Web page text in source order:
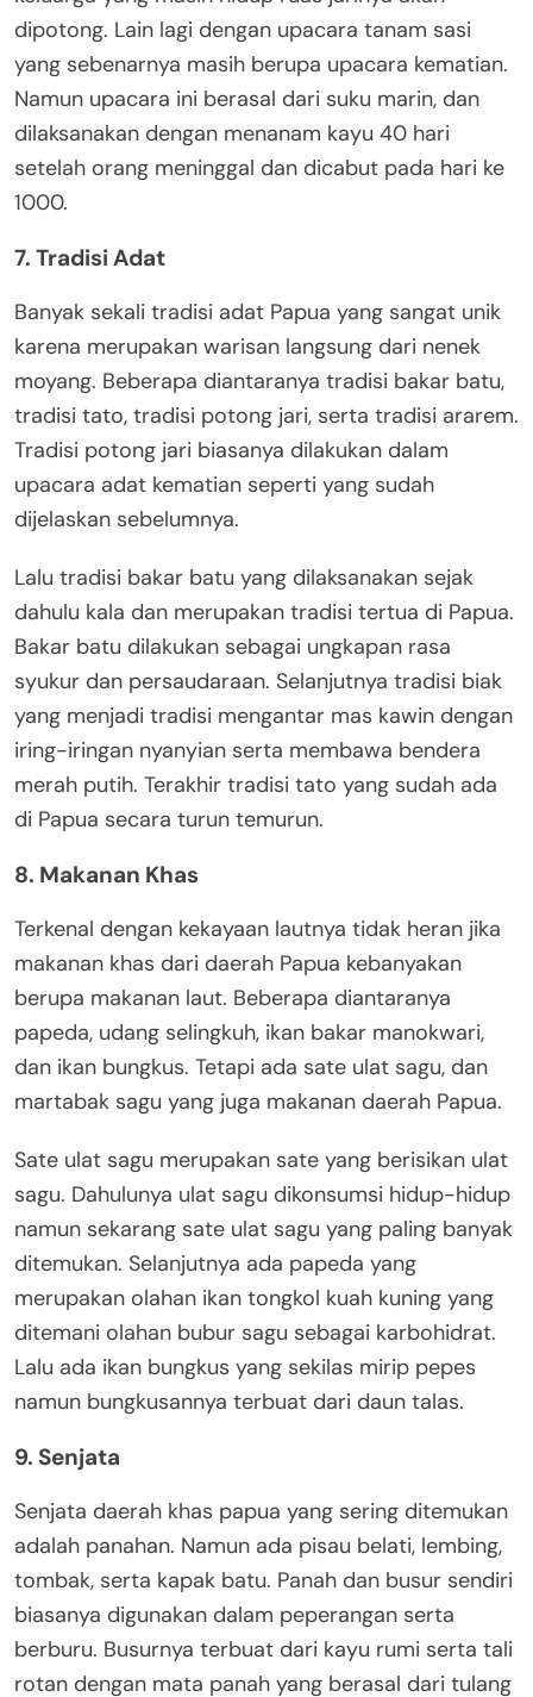
dipotong. Lain lagi dengan upacara tanam sasi
yang sebenarnya masih berupa upacara kematian.
Namun upacara ini berasal dari suku marin, dan
dilaksanakan dengan menanam kayu 40 hari
setelah orang meninggal dan dicabut pada hari ke
1000.
7. Tradisi Adat
Banyak sekali tradisi adat Papua yang sangat unik
karena merupakan warisan langsung dari nenek
moyang. Beberapa diantaranya tradisi bakar batu,
tradisi tato, tradisi potong jari, serta tradisi ararem.
Tradisi potong jari biasanya dilakukan dalam
upacara adat kematian seperti yang sudah
dijelaskan sebelumnya.
Lalu tradisi bakar batu yang dilaksanakan sejak
dahulu kala dan merupakan tradisi tertua di Papua.
Bakar batu dilakukan sebagai ungkapan rasa
syukur dan persaudaraan. Selanjutnya tradisi biak
yang menjadi tradisi mengantar mas kawin dengan
iring-iringan nyanyian serta membawa bendera
merah putih. Terakhir tradisi tato yang sudah ada
di Papua secara turun temurun.
8. Makanan Khas
Terkenal dengan kekayaan lautnya tidak heran jika
makanan khas dari daerah Papua kebanyakan
berupa makanan laut. Beberapa diantaranya
papeda, udang selingkuh, ikan bakar manokwari,
dan ikan bungkus. Tetapi ada sate ulat sagu, dan
martabak sagu yang juga makanan daerah Papua.
Sate ulat sagu merupakan sate yang berisikan ulat
sagu. Dahulunya ulat sagu dikonsumsi hidup-hidup
namun sekarang sate ulat sagu yang paling banyak
ditemukan. Selanjutnya ada papeda yang
merupakan olahan ikan tongkol kuah kuning yang
ditemani olahan bubur sagu sebagai karbohidrat.
Lalu ada ikan bungkus yang sekilas mirip pepes
namun bungkusannya terbuat dari daun talas.
9. Senjata
Senjata daerah khas papua yang sering ditemukan
adalah panahan. Namun ada pisau belati, lembing,
tombak, serta kapak batu. Panah dan busur sendiri
biasanya digunakan dalam peperangan serta
berburu. Busurnya terbuat dari kayu rumi serta tali
rotan dengan mata panah yang berasal dari tulang